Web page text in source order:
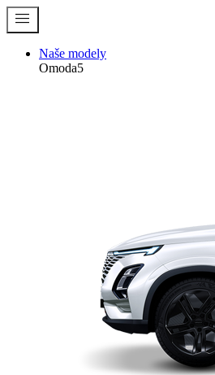
menu
Naše modely
Omoda5